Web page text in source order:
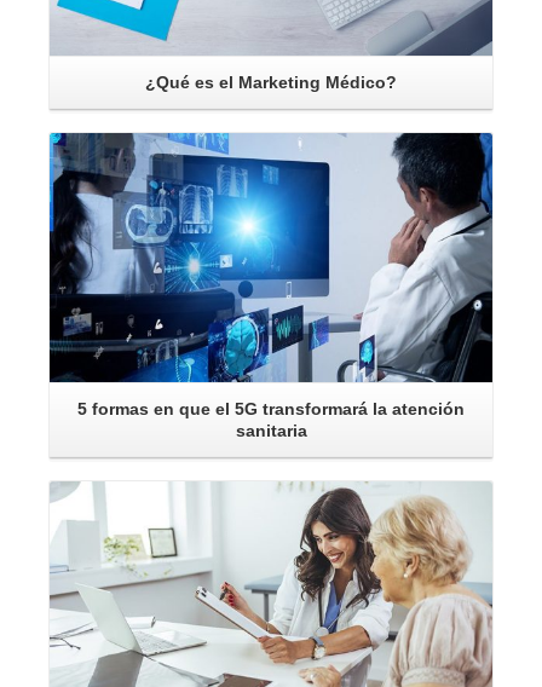
¿Qué es el Marketing Médico?
5 formas en que el 5G transformará la atención
sanitaria